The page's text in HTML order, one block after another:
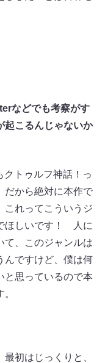
などでも考察がす
起こるんじゃないか
クトゥルフ神話！っ
だから絶対に本作で
これってこういうジ
ほしいです！ 人に
て、このジャンルは
んですけど、僕は何
と思っているので本
初はじっくりと、